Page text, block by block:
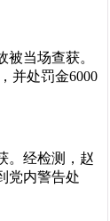
当场查获。
并处罚金6000
。经检测，赵
党内警告处